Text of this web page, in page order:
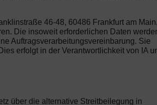
46-48, 60486 Frankfurt am
Die insoweit erforderlichen Daten
Auftragsverarbeitungsvereinbarung. Sie
erfolgt in der Verantwortlichkeit von IA
über die alternative Streitbeilegung in